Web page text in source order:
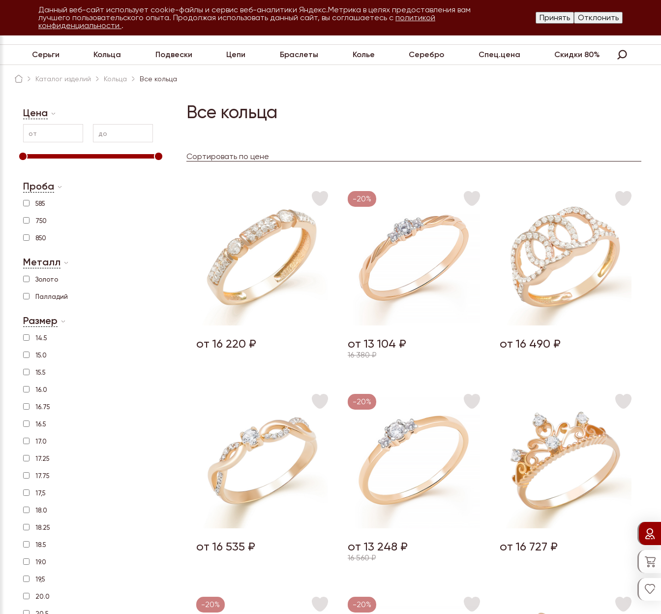
Сочи
8 800 234 35 54
Обратная связь
О
Для
VIP Партнеры Контакты
Серьги Кольца Подвески Цепи Браслеты Колье Серебро Спец.цена Скидки 80%
Каталог изделий Кольца Все кольца
Цена
от до
Проба
585
750
850
Металл
Золото
Палладий
Размер
14.5
15.0
15.5
16.0
16.75
16.5
17.0
17.25
17.75
17,5
18.0
18.25
18.5
19.0
19,5
20.0
Все кольца
Сортировать по цене
от 16 220 ₽
-20%
от 13 104 ₽
16 380 ₽
от 16 490 ₽
от 16 535 ₽
-20%
от 13 248 ₽
16 560 ₽
от 16 727 ₽
-20% -20%
Данный веб-сайт использует cookie-файлы и сервис веб-аналитики Яндекс.Метрика в целях предоставления вам
лучшего пользовательского опыта. Продолжая использовать данный сайт, вы соглашаетесь с политикой
конфиденциальности .
Принять Отклонить